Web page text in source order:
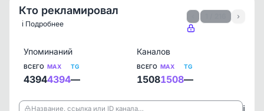
Кто рекламировал
ℹ️ Подробнее
›
Упоминаний
ВСЕГО
4394
MAX
4394
TG
—
Каналов
ВСЕГО
1508
MAX
1508
TG
—
Название, ссылка или ID канала… ℹ️